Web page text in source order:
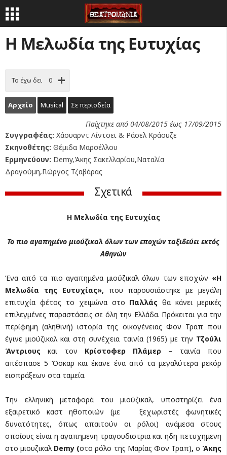
Η Μελωδία της Ευτυχίας
Το έχω δει 0
Αρχείο Musical Σε περιοδεία
Παίχτηκε από 04/08/2015 έως 17/09/2015
Συγγραφέας: Χάουαρντ Λίντσεϊ & Ράσελ Κράουζε
Σκηνοθέτης: Θέμιδα Μαρσέλλου
Ερμηνεύουν: Demy,Άκης Σακελλαρίου,Ναταλία
Δραγούμη,Γιώργος Τζαβάρας
Σχετικά
Η Μελωδία της Ευτυχίας
Το πιο αγαπημένο μιούζικαλ όλων των εποχών ταξιδεύει εκτός
Αθηνών
Ένα από τα πιο αγαπημένα μιούζικαλ όλων των εποχών «Η
Μελωδία της Ευτυχίας», που παρουσιάστηκε με μεγάλη
επιτυχία φέτος το χειμώνα στο Παλλάςθα κάνει μερικές
επιλεγμένες παραστάσεις σε όλη την Ελλάδα. Πρόκειται για την
περίφημη (αληθινή) ιστορία της οικογένειας Φον Τραπ που
έγινε μιούζικαλ και στη συνέχεια ταινία (1965) με την Τζούλι
Άντριους και τον Κρίστοφερ Πλάμερ – ταινία που
απέσπασε 5 Όσκαρ και έκανε ένα από τα μεγαλύτερα ρεκόρ
εισπράξεων στα ταμεία.
Την ελληνική μεταφορά του μιούζικαλ, υποστηρίζει ένα
εξαιρετικό καστ ηθοποιών (με ξεχωριστές φωνητικές
δυνατότητες, όπως απαιτούν οι ρόλοι) ανάμεσα στους
οποίους είναι η αγαπημενη τραγουδιστρια και ηδη πετυχημενη
στο μιουζικαλ Demy (στο ρόλο της Μαρίας Φον Τραπ), ο Άκης